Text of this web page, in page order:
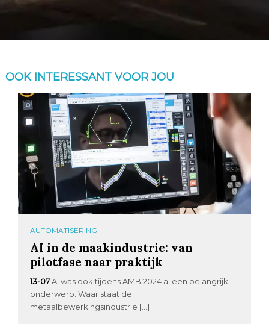
OOK INTERESSANT VOOR JOU
AUTOMATISERING
AI in de maakindustrie: van
pilotfase naar praktijk
13-07 AI was ook tijdens AMB 2024 al een belangrijk
onderwerp. Waar staat de
metaalbewerkingsindustrie […]